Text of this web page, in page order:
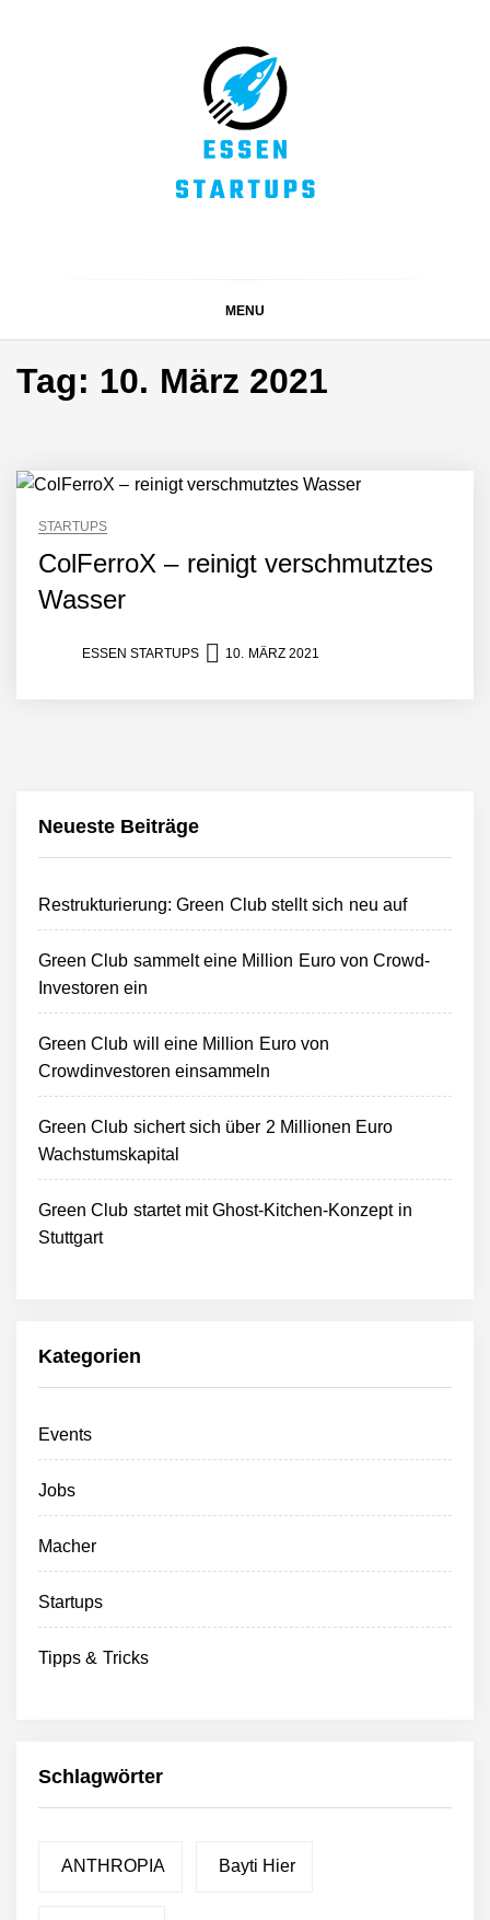
MENU
Tag: 10. März 2021
STARTUPS
ColFerroX – reinigt verschmutztes
Wasser
ESSEN STARTUPS 10. MÄRZ 2021
Neueste Beiträge
Restrukturierung: Green Club stellt sich neu auf
Green Club sammelt eine Million Euro von Crowd-
Investoren ein
Green Club will eine Million Euro von
Crowdinvestoren einsammeln
Green Club sichert sich über 2 Millionen Euro
Wachstumskapital
Green Club startet mit Ghost-Kitchen-Konzept in
Stuttgart
Kategorien
Events
Jobs
Macher
Startups
Tipps & Tricks
Schlagwörter
ANTHROPIA Bayti Hier